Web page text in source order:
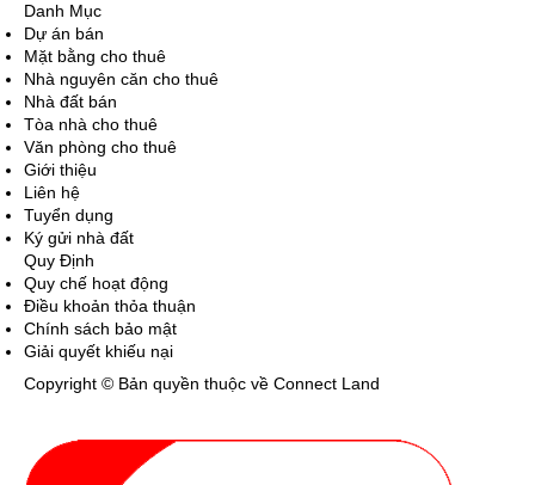
Danh Mục
Dự án bán
Mặt bằng cho thuê
Nhà nguyên căn cho thuê
Nhà đất bán
Tòa nhà cho thuê
Văn phòng cho thuê
Giới thiệu
Liên hệ
Tuyển dụng
Ký gửi nhà đất
Quy Định
Quy chế hoạt động
Điều khoản thỏa thuận
Chính sách bảo mật
Giải quyết khiếu nại
Copyright © Bản quyền thuộc về Connect Land